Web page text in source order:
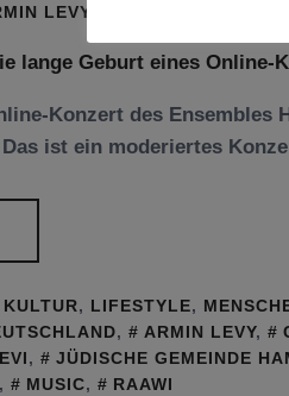
LEVY
Konzert des Ensembles
ist ein moderiertes
KULTUR, LIFESTYLE,
, ARMIN LEVY,
, JÜDISCHE GEMEINDE
, MUSIC, RAAWI